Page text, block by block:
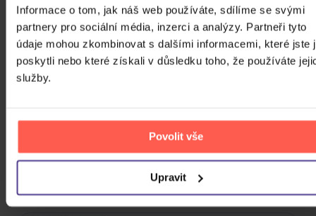
Informace o tom, jak náš web používáte, sdílíme se svými
partnery pro sociální média, inzerci a analýzy. Partneři tyto
údaje mohou zkombinovat s dalšími informacemi, které jste
poskytli nebo které získali v důsledku toho, že používáte
služby.
Povolit vše
Upravit
Harlej: Best Of 30 let (2006 -
2025) Part 2
CD
Kabát: Original Albums Vol.3
4CD
Skladem